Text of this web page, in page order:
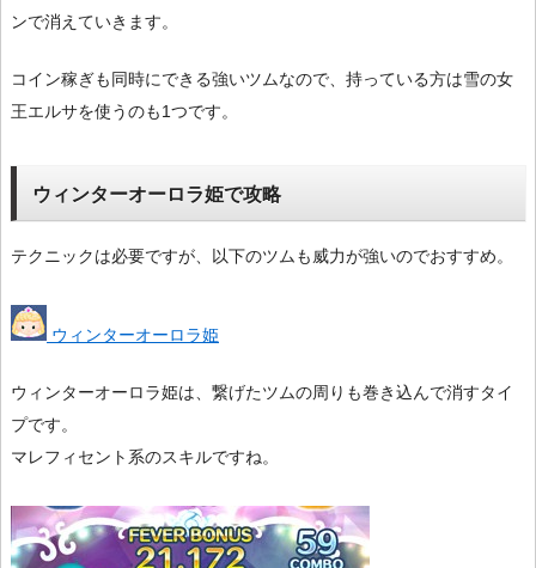
ンで消えていきます。
コイン稼ぎも同時にできる強いツムなので、持っている方は雪の女
王エルサを使うのも1つです。
ウィンターオーロラ姫で攻略
テクニックは必要ですが、以下のツムも威力が強いのでおすすめ。
ウィンターオーロラ姫
ウィンターオーロラ姫は、繋げたツムの周りも巻き込んで消すタイ
プです。
マレフィセント系のスキルですね。